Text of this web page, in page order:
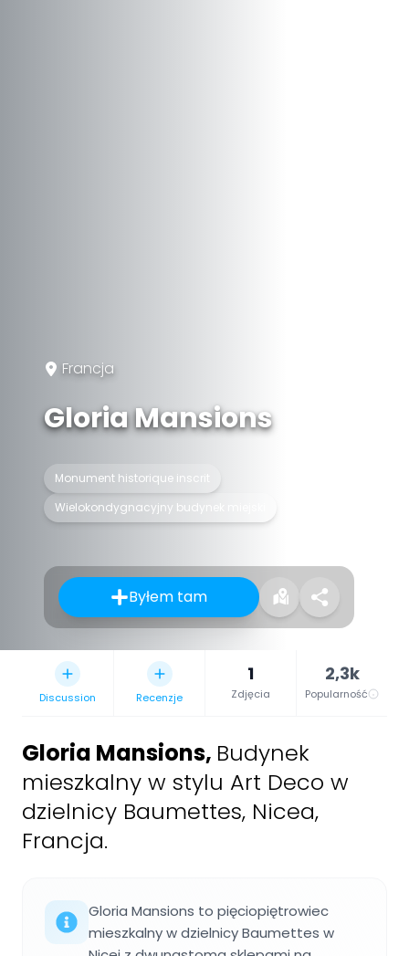
Francja
Gloria Mansions
Monument historique inscrit
Wielokondygnacyjny budynek miejski
Byłem tam
Discussion Recenzje
1
Zdjęcia
2,3k
Popularność
Gloria Mansions, Budynek
mieszkalny w stylu Art Deco w
dzielnicy Baumettes, Nicea,
Francja.
Gloria Mansions to pięciopiętrowiec
mieszkalny w dzielnicy Baumettes w